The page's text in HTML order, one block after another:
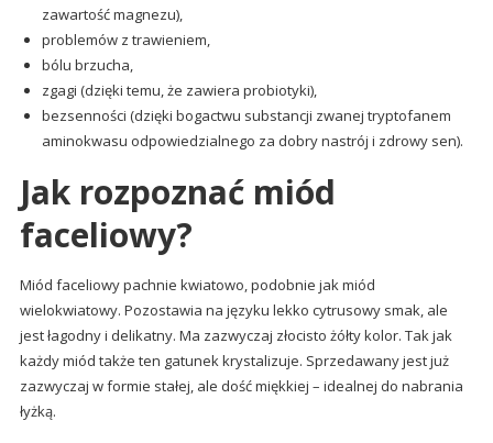
zawartość magnezu),
problemów z trawieniem,
bólu brzucha,
zgagi (dzięki temu, że zawiera probiotyki),
bezsenności (dzięki bogactwu substancji zwanej tryptofanem
aminokwasu odpowiedzialnego za dobry nastrój i zdrowy sen).
Jak rozpoznać miód
faceliowy?
Miód faceliowy pachnie kwiatowo, podobnie jak miód
wielokwiatowy. Pozostawia na języku lekko cytrusowy smak, ale
jest łagodny i delikatny. Ma zazwyczaj złocisto żółty kolor. Tak jak
każdy miód także ten gatunek krystalizuje. Sprzedawany jest już
zazwyczaj w formie stałej, ale dość miękkiej – idealnej do nabrania
łyżką.